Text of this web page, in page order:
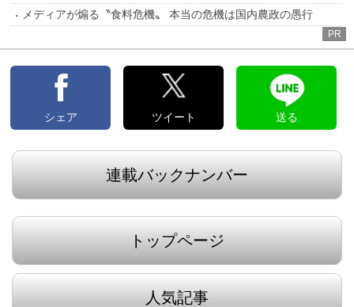
メディアが煽る〝食料危機〟 本当の危機は国内農政の愚行
PR
シェア ツイート 送る
連載バックナンバー
トップページ
人気記事